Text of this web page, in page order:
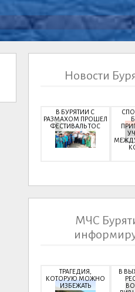
Новости
В БУРЯТИИ С
РАЗМАХОМ ПРОШЕЛ
ФЕСТИВАЛЬ ТОС
МЧС
ТРАГЕДИЯ,
КОТОРУЮ МОЖНО
ИЗБЕЖАТЬ
В